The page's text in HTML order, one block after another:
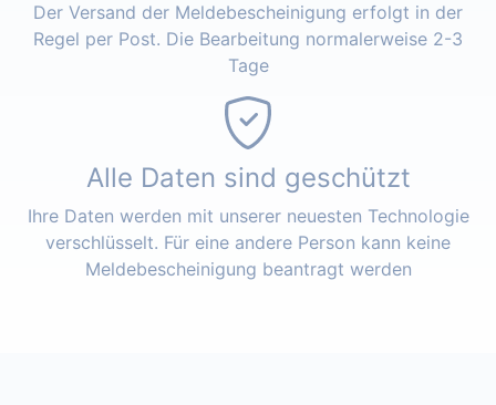
Der Versand der Meldebescheinigung erfolgt in der
Regel per Post. Die Bearbeitung normalerweise 2-3
Tage
Alle Daten sind geschützt
Ihre Daten werden mit unserer neuesten Technologie
verschlüsselt. Für eine andere Person kann keine
Meldebescheinigung beantragt werden